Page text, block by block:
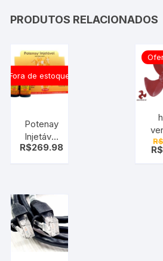
PRODUTOS RELACIONADOS
Fora de estoque
Potenay
Injetável
caixa
caixa
fechada
– envio
imediato
R$269.98
40
R$